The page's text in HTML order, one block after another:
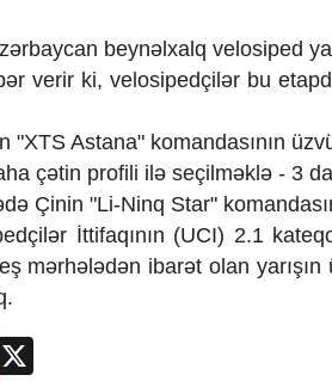
nəqliyyatbeynəlxalq velosiped
verir ki, velosipedçilər bu
"XTS Astana" komandasının
çətin profili ilə seçilməklə - 3
Çinin "Li-Ninq Star"
İttifaqının (UCI) 2.1
mərhələdən ibarət olan